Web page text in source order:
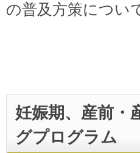
の普及方策につい
妊娠期、産前・
グプログラム